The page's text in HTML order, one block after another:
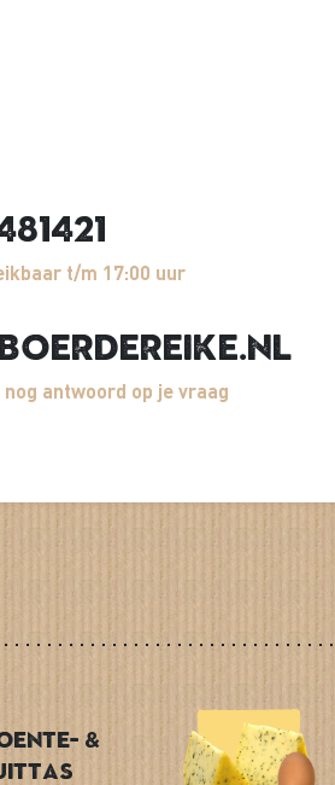
t/m 17:00 uur
antwoord op je vraag
&